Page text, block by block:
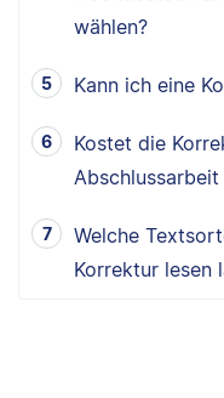
wählen?
Kann ich eine
Kostet die
Abschlussarbeit
Welche
Korrektur lesen